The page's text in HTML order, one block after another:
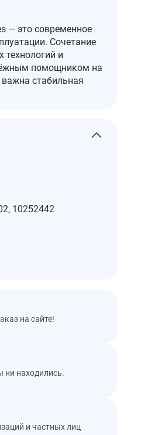
— это современное
Сочетание
технологий и
помощником на
важна стабильная
10252442
на сайте!
ни находились.
и частных лиц